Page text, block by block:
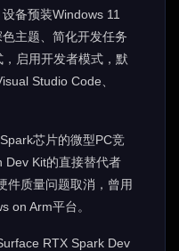
备预装Windows 11
主题、简化开发任务
启用开发者模式，默
Studio Code、
芯片的微型PC竞
Dev Kit的直接替代者
质量问题取消，曾用
on Arm平台。
RTX Spark Dev